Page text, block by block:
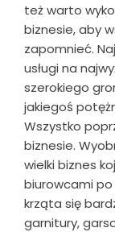
też warto
biznesie, aby
zapomnieć.
usługi na
szerokiego
jakiegoś
Wszystko
biznesie.
wielki biznes
biurowcami
krząta się
garnitury,